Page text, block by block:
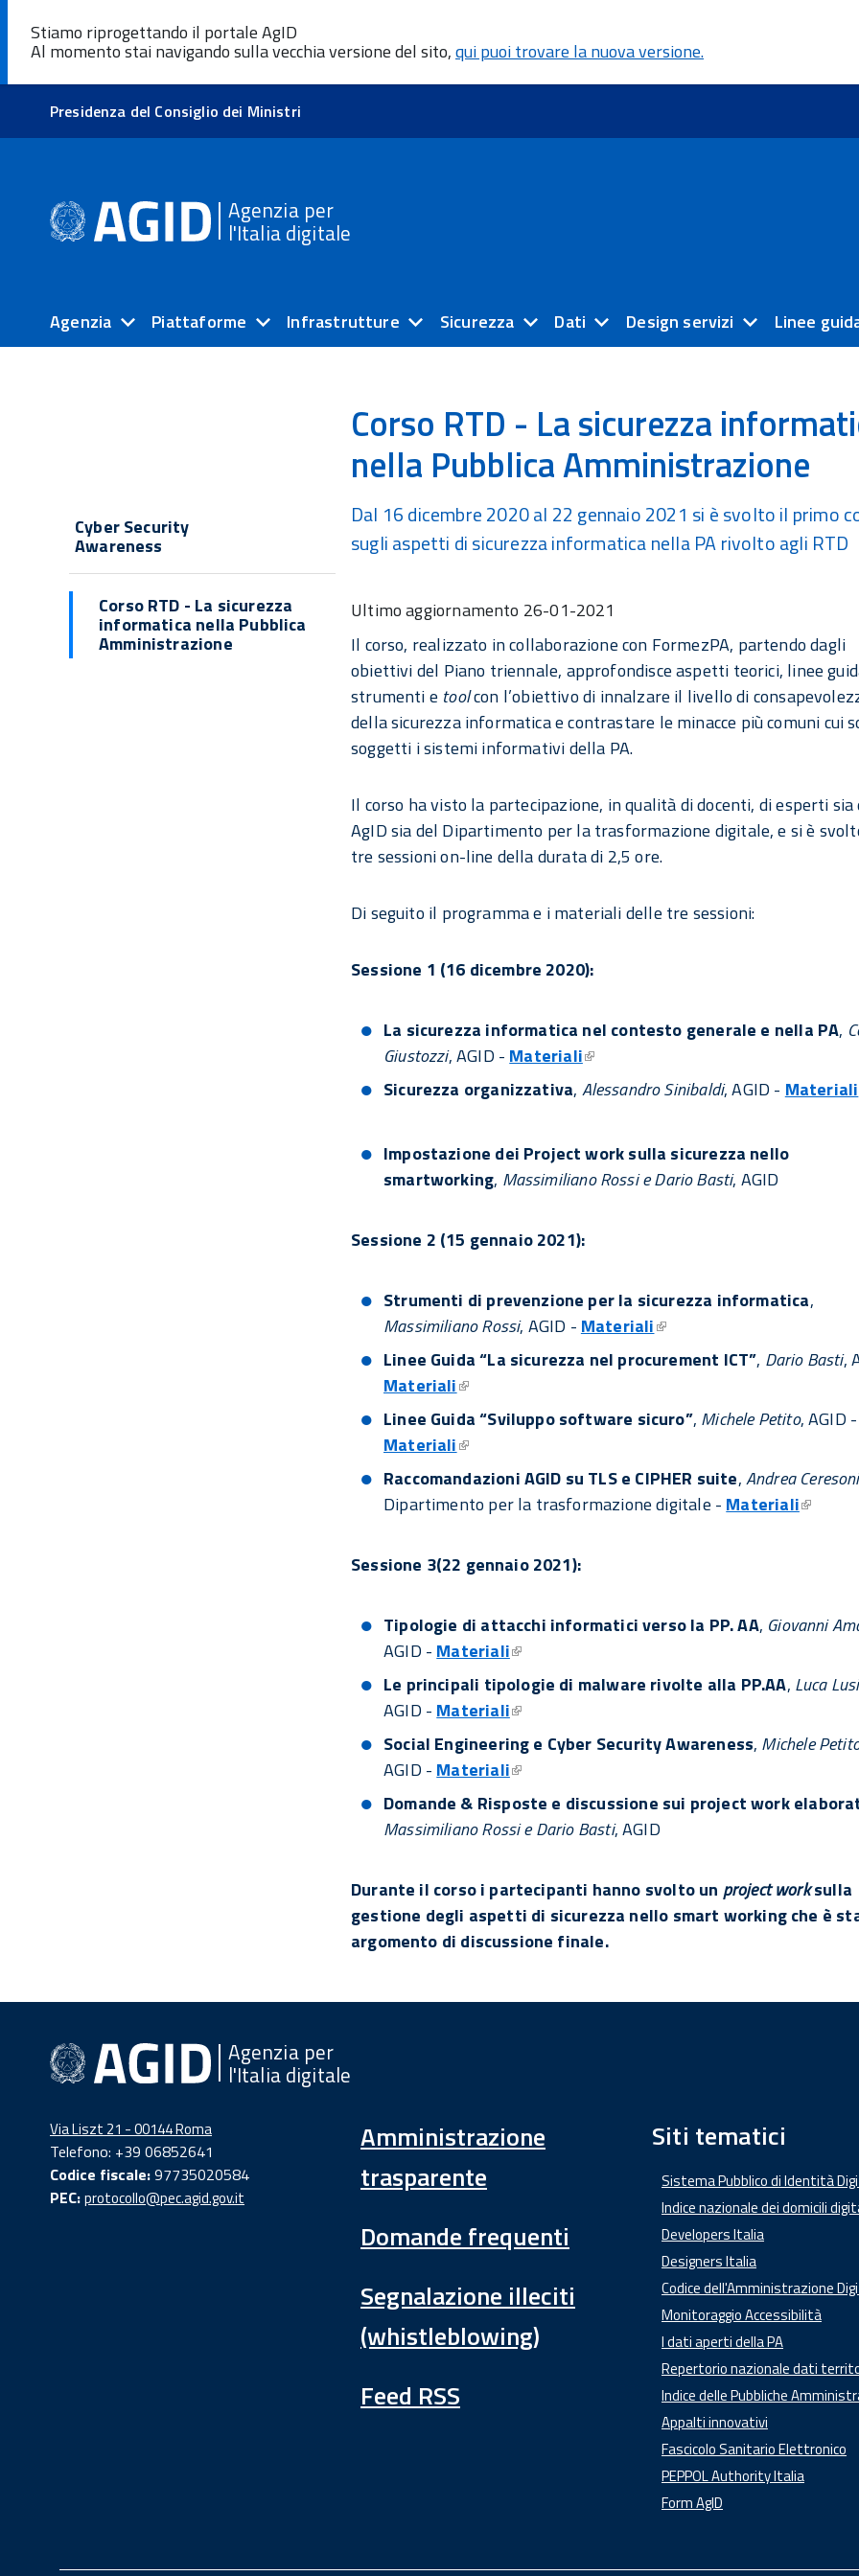
Stiamo riprogettando il portale AgID
Al momento stai navigando sulla vecchia versione del sito,qui puoi trovare la nuova versione.
Presidenza del Consiglio dei Ministri
Agenzia per
l'Italia digitale
Agenzia Piattaforme Infrastrutture Sicurezza Dati Design servizi Linee
Corso RTD - La sicurezza
nella Pubblica Amministrazione
Navigazione
principale
Cyber Security
Awareness
Corso RTD - La sicurezza
informatica nella Pubblica
Amministrazione
Dal 16 dicembre 2020 al 22 gennaio 2021 si è svolto il primo
sugli aspetti di sicurezza informatica nella PA rivolto agli RTD
Ultimo aggiornamento 26-01-2021
Il corso, realizzato in collaborazione con FormezPA, partendo dagli
obiettivi del Piano triennale, approfondisce aspetti teorici, linee
strumenti e toolcon l’obiettivo di innalzare il livello di
della sicurezza informatica e contrastare le minacce più comuni cui
soggetti i sistemi informativi della PA.
Il corso ha visto la partecipazione, in qualità di docenti, di esperti sia
AgID sia del Dipartimento per la trasformazione digitale, e si è
tre sessioni on-line della durata di 2,5 ore.
Di seguito il programma e i materiali delle tre sessioni:
Sessione 1 (16 dicembre 2020):
La sicurezza informatica nel contesto generale e nella PA,
Giustozzi, AGID - Materiali
Sicurezza organizzativa, Alessandro Sinibaldi, AGID - Materiali
Impostazione dei Project work sulla sicurezza nello
smartworking, Massimiliano Rossi e Dario Basti, AGID
Sessione 2 (15 gennaio 2021):
Strumenti di prevenzione per la sicurezza informatica,
Massimiliano Rossi, AGID - Materiali
Linee Guida “La sicurezza nel procurement ICT”, Dario Basti,
Materiali
Linee Guida “Sviluppo software sicuro”, Michele Petito, AGID -
Materiali
Raccomandazioni AGID su TLS e CIPHER suite,Andrea Ceresoni
Dipartimento per la trasformazione digitale - Materiali
Sessione 3(22 gennaio 2021):
Tipologie di attacchi informatici verso la PP. AA, Giovanni
AGID - Materiali
Le principali tipologie di malware rivolte alla PP.AA, Luca
AGID - Materiali
Social Engineering e Cyber Security Awareness, Michele
AGID - Materiali
Domande & Risposte e discussione sui project work
Massimiliano Rossi e Dario Basti, AGID
Durante il corso i partecipanti hanno svolto un project worksulla
gestione degli aspetti di sicurezza nello smart working che è
argomento di discussione finale.
Agenzia per
l'Italia digitale
Via Liszt 21 - 00144 Roma
Telefono: +39 06852641
Codice fiscale:97735020584
PEC:protocollo@pec.agid.gov.it
Amministrazione
trasparente
Domande frequenti
Segnalazione illeciti
(whistleblowing)
Feed RSS
Siti tematici
Sistema Pubblico di Identità
Indice nazionale dei domicili
Developers Italia
Designers Italia
Codice dell'Amministrazione
Monitoraggio Accessibilità
I dati aperti della PA
Repertorio nazionale dati
Indice delle Pubbliche
Appalti innovativi
Fascicolo Sanitario Elettronico
PEPPOL Authority Italia
Form AgID